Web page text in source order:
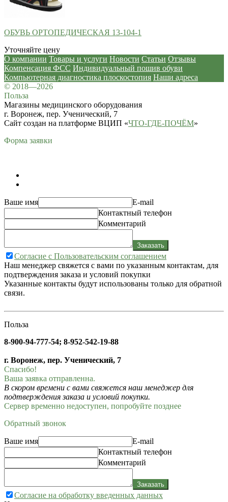
ОБУВЬ ОРТОПЕДИЧЕСКАЯ 13-104-1
Уточняйте цену
О компании Товары и услуги Новости Статьи Отзывы
Компенсация ФСС Индивидуальный пошив обуви
Компьютерная диагностика плоскостопия Наши адреса
© 2018—2026
Польза
Магазины медицинского оборудования
г. Воронеж, пер. Ученический, 7
Сайт создан на платформе ВЦИП «ЧТО-ГДЕ-ПОЧЁМ»
Форма заявки
Ваше имя
E-mail
Контактный телефон
Комментарий
Заказать
Согласие с Пользовательским соглашением
Наш менеджер свяжется с вами по указанным контактам, для
подтверждения заказа и условий покупки
Указанные контакты будут использованы только для обратной
связи.
Польза
8-900-94-777-54; 8-952-542-19-88
г. Воронеж, пер. Ученический, 7
Спасибо!
Ваша заявка отправленна.
В скором времени с вами свяжется наш менеджер для
подтверждения заказа и условий покупки.
Сервер временно недоступен, попробуйте позднее
Обратный звонок
Ваше имя
E-mail
Контактный телефон
Комментарий
Заказать
Согласие на обработку введенных данных